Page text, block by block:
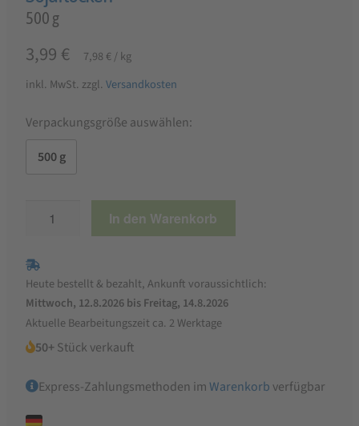
500 g
3,99 € 7,98 €/kg
inkl. MwSt. zzgl. Versandkosten
Verpackungsgröße auswählen:
500 g
Menge
In den Warenkorb
Heute bestellt & bezahlt, Ankunft voraussichtlich:
Mittwoch, 12.8.2026 bis Freitag, 14.8.2026
Aktuelle Bearbeitungszeit ca. 2 Werktage
50+Stück verkauft
Express-Zahlungsmethoden imWarenkorb verfügbar